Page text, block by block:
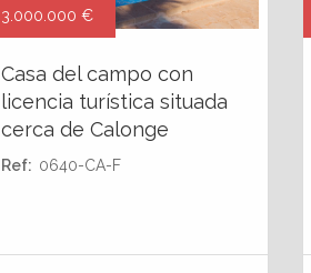
3.000.000 €
Casa del campo con
licencia turística situada
cerca de Calonge
Ref: 0640-CA-F